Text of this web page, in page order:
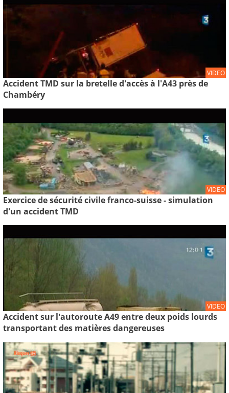
VIDEO
Accident TMD sur la bretelle d'accès à l'A43 près de
Chambéry
VIDEO
Exercice de sécurité civile franco-suisse - simulation
d'un accident TMD
VIDEO
Accident sur l'autoroute A49 entre deux poids lourds
transportant des matières dangereuses